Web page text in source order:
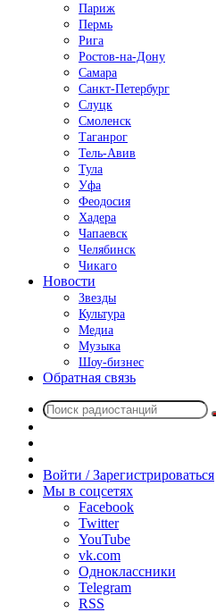
Париж
Пермь
Рига
Ростов-на-Дону
Самара
Санкт-Петербург
Слуцк
Смоленск
Таганрог
Тель-Авив
Тула
Уфа
Феодосия
Хадера
Чапаевск
Челябинск
Чикаго
Новости
Звезды
Культура
Медиа
Музыка
Шоу-бизнес
Обратная связь
радио
Войти / Зарегистрироваться
Мы в соцсетях
Facebook
Twitter
YouTube
vk.com
Одноклассники
Telegram
RSS